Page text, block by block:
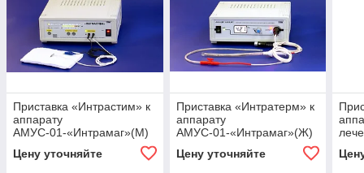
Приставка «Интрастим» к
аппарату
АМУС-01-«Интрамаг»(М)
Цену уточняйте
Приставка «Интратерм» к
аппарату
АМУС-01-«Интрамаг»(Ж)
Цену уточняйте